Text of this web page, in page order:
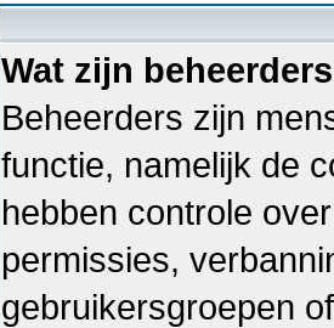
Wat zijn
Beheerders zijn
functie, namelijk de
hebben controle
permissies,
gebruikersgroepen